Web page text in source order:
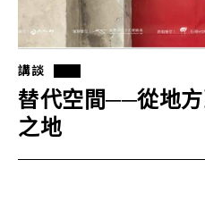
講談
替代空間──從地
之地